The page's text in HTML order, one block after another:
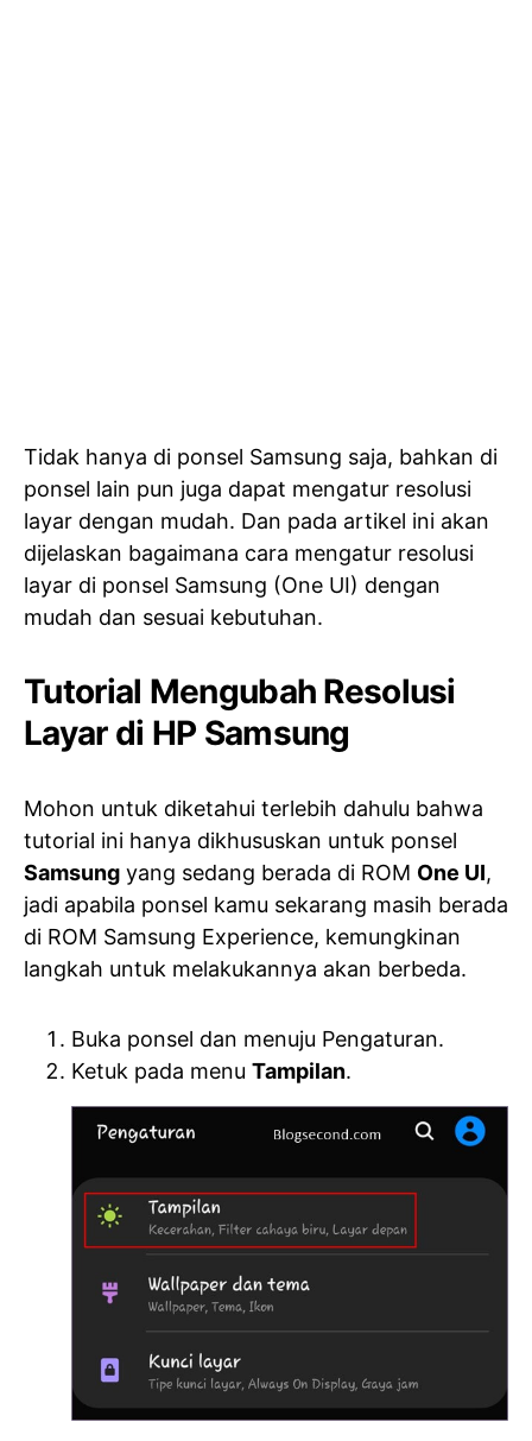
Tidak hanya di ponsel Samsung saja, bahkan di
ponsel lain pun juga dapat mengatur resolusi
layar dengan mudah. Dan pada artikel ini akan
dijelaskan bagaimana cara mengatur resolusi
layar di ponsel Samsung (One UI) dengan
mudah dan sesuai kebutuhan.
Tutorial Mengubah Resolusi
Layar di HP Samsung
Mohon untuk diketahui terlebih dahulu bahwa
tutorial ini hanya dikhususkan untuk ponsel
Samsung yang sedang berada di ROM One UI,
jadi apabila ponsel kamu sekarang masih berada
di ROM Samsung Experience, kemungkinan
langkah untuk melakukannya akan berbeda.
Buka ponsel dan menuju Pengaturan.
Ketuk pada menu Tampilan.